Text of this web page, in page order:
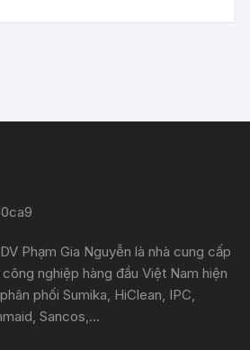
Phạm Gia Nguyễn là nhà cung cấp
nghiệp hàng đầu Việt Nam hiện
phối Sumika, HiClean, IPC,
Sancos,...